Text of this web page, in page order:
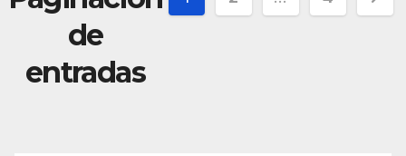
de
entradas